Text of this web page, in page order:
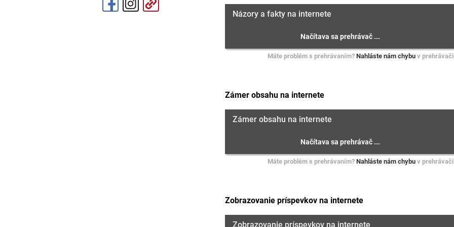
Názory a fakty na internete
Máte problém s prehrávaním?Nahláste nám chybu v
Zámer obsahu na internete
Zámer obsahu na internete
Máte problém s prehrávaním?Nahláste nám chybu v
Zobrazovanie príspevkov na internete
Zobrazovanie príspevkov na internete